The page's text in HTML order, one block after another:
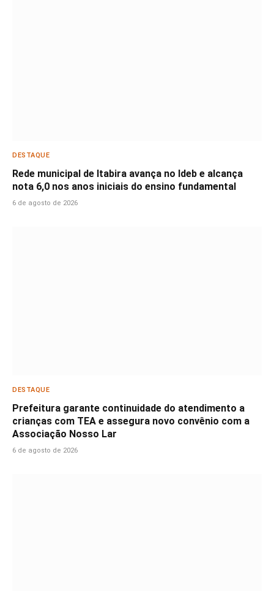
DESTAQUE
Rede municipal de Itabira avança no Ideb e alcança
nota 6,0 nos anos iniciais do ensino fundamental
6 de agosto de 2026
DESTAQUE
Prefeitura garante continuidade do atendimento a
crianças com TEA e assegura novo convênio com a
Associação Nosso Lar
6 de agosto de 2026